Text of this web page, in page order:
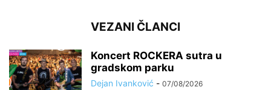
VEZANI ČLANCI
Koncert ROCKERA sutra u
gradskom parku
Dejan Ivanković - 07/08/2026